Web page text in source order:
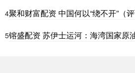
4聚和财富配资 中国何以“绕不开”（评
5镕盛配资 苏伊士运河：海湾国家原